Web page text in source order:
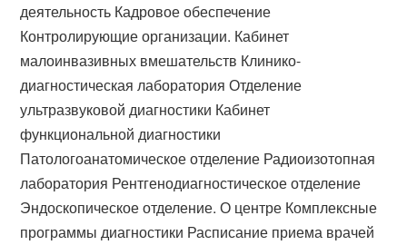
деятельность Кадровое обеспечение
Контролирующие организации. Кабинет
малоинвазивных вмешательств Клинико-
диагностическая лаборатория Отделение
ультразвуковой диагностики Кабинет
функциональной диагностики
Патологоанатомическое отделение Радиоизотопная
лаборатория Рентгенодиагностическое отделение
Эндоскопическое отделение. О центре Комплексные
программы диагностики Расписание приема врачей